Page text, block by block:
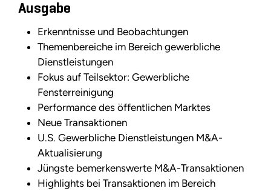
Ausgabe
Erkenntnisse und Beobachtungen
Themenbereiche im Bereich gewerbliche
Dienstleistungen
Fokus auf Teilsektor: Gewerbliche
Fensterreinigung
Performance des öffentlichen Marktes
Neue Transaktionen
U.S. Gewerbliche Dienstleistungen M&A-
Aktualisierung
Jüngste bemerkenswerte M&A-Transaktionen
Highlights bei Transaktionen im Bereich